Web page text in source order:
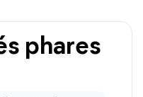
phares